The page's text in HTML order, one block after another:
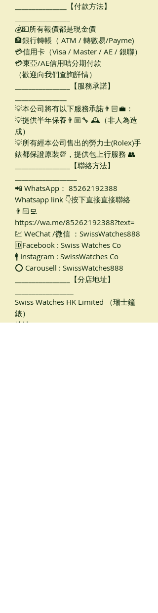
_______________【付款方法】
💰💵所有報價都是現金價
🏦銀行轉帳（ ATM / 轉數易/Payme)
💳信用卡（Visa / Master / AE / 銀聯）
💳東亞/AE信用咭分期付款
（歡迎向我們查詢詳情）
________________【服務承諾】
💡本公司將有以下服務承諾👨🏻‍💼：
💡提供半年保養👨🏼‍🔧 🕰（非人為造
成）
💡所有經本公司售出的勞力士(Rolex)手
錶都保證原裝💯，提供包上行服務 👥
________________【聯絡方法】
📲 WhatsApp： 85262192388
Whatsapp link 👇按下直接直接聯絡
👨🏻‍💻
https://wa.me/85262192388?text=
💹 WeChat /微信 ：SwissWatches888
🆔Facebook : Swiss Watches Co
🚹 Instagram : SwissWatches Co
⭕ Carousell : SwissWatches888
________________【分店地址】
Swiss Watches HK Limited （瑞士鐘
錶）
地址：